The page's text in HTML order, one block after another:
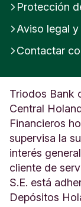
Protección
Aviso legal
Contactar
Triodos Bank
Central
Financieros
supervisa la
interés
cliente de
S.E. está
Depósitos